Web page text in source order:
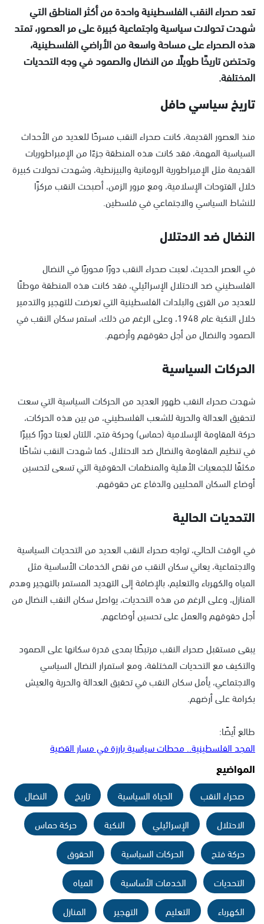
تعد صحراء النقب الفلسطينية واحدة من أكثر المناطق التي
شهدت تحولات سياسية واجتماعية كبيرة على مر العصور، تمتد
هذه الصحراء على مساحة واسعة من الأراضي الفلسطينية،
وتحتضن تاريخًا طويلًا من النضال والصمود في وجه التحديات
المختلفة.
تاريخ سياسي حافل
منذ العصور القديمة، كانت صحراء النقب مسرحًا للعديد من الأحداث
السياسية المهمة، فقد كانت هذه المنطقة جزءًا من الإمبراطوريات
القديمة مثل الإمبراطورية الرومانية والبيزنطية، وشهدت تحولات كبيرة
خلال الفتوحات الإسلامية، ومع مرور الزمن، أصبحت النقب مركزًا
للنشاط السياسي والاجتماعي في فلسطين.
النضال ضد الاحتلال
في العصر الحديث، لعبت صحراء النقب دورًا محوريًا في النضال
الفلسطيني ضد الاحتلال الإسرائيلي، فقد كانت هذه المنطقة موطنًا
للعديد من القرى والبلدات الفلسطينية التي تعرضت للتهجير والتدمير
خلال النكبة عام 1948، وعلى الرغم من ذلك، استمر سكان النقب في
الصمود والنضال من أجل حقوقهم وأرضهم.
الحركات السياسية
شهدت صحراء النقب ظهور العديد من الحركات السياسية التي سعت
لتحقيق العدالة والحرية للشعب الفلسطيني، من بين هذه الحركات،
حركة المقاومة الإسلامية (حماس) وحركة فتح، اللتان لعبتا دورًا كبيرًا
في تنظيم المقاومة والنضال ضد الاحتلال، كما شهدت النقب نشاطًا
مكثفًا للجمعيات الأهلية والمنظمات الحقوقية التي تسعى لتحسين
أوضاع السكان المحليين والدفاع عن حقوقهم.
التحديات الحالية
في الوقت الحالي، تواجه صحراء النقب العديد من التحديات السياسية
والاجتماعية، يعاني سكان النقب من نقص الخدمات الأساسية مثل
المياه والكهرباء والتعليم، بالإضافة إلى التهديد المستمر بالتهجير وهدم
المنازل، وعلى الرغم من هذه التحديات، يواصل سكان النقب النضال من
أجل حقوقهم والعمل على تحسين أوضاعهم.
يبقى مستقبل صحراء النقب مرتبطًا بمدى قدرة سكانها على الصمود
والتكيف مع التحديات المختلفة، ومع استمرار النضال السياسي
والاجتماعي، يأمل سكان النقب في تحقيق العدالة والحرية والعيش
بكرامة على أرضهم.
طالع أيضًا:
المجد الفلسطينية.. محطات سياسية بارزة في مسار القضية
المواضيع
صحراء النقب الحياة السياسية تاريخ
النضال
الاحتلال
الإسرائيلي النكبة
حركة حماس
حركة فتح
الحركات السياسية
الحقوق
التحديات
الخدمات الأساسية
المياه
الكهرباء
التعليم التهجير المنازل